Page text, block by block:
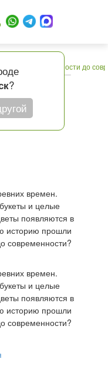
?
цветов: от древности до
от
времен.
и целые
появляются в
историю прошли
современности?
времен.
и целые
появляются в
историю прошли
современности?